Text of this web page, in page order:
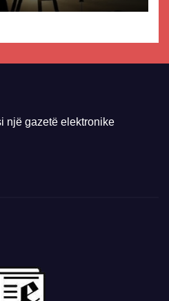
një gazetë elektronike